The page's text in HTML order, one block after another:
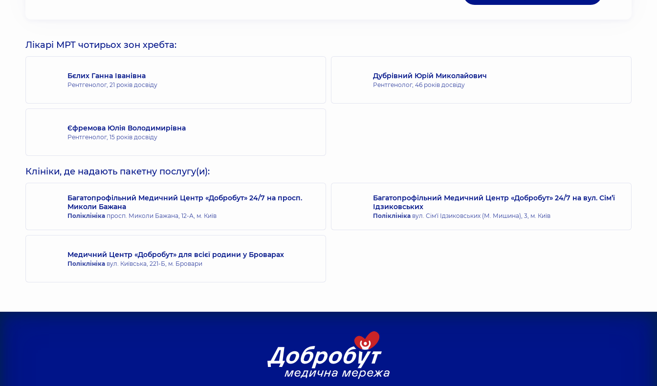
Лікарі МРТ чотирьох зон хребта:
Бєлих Ганна Іванівна
Рентгенолог, 21 років досвіду
Дубрівний Юрій Миколайович
Рентгенолог, 46 років досвіду
Єфремова Юлія Володимирівна
Рентгенолог, 15 років досвіду
Клініки, де надають пакетну послугу(и):
Багатопрофільний Медичний Центр «Добробут» 24/7 на просп.
Миколи Бажана
Поліклініка просп. Миколи Бажана, 12-А, м. Київ
Багатопрофільний Медичний Центр «Добробут» 24/7 на вул. Сім’ї
Ідзиковських
Поліклініка вул. Сім'ї Ідзиковських (М. Мишина), 3, м. Київ
Медичний Центр «Добробут» для всієї родини у Броварах
Поліклініка вул. Київська, 221-Б, м. Бровари